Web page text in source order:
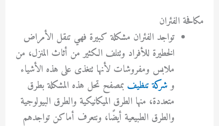
مكافحة الفئران
تواجد الفئران مشكلة كبيرة فهي تنقل الأمراض
الخطيرة للأفراد وتتلف الكثير من أثاث المنزل، من
ملابس ومفروشات لأنها تتغذى على هذه الأشياء
وشركة تنظيف بمصفح تحل هذه المشكلة بطرق
متعددة، منها الطرق الميكانيكية والطرق البيولوجية
والطرق الطبيعية أيضًا، ونتعرف أماكن تواجدهم